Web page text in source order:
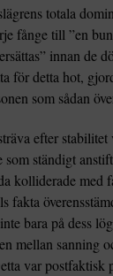
totala
fånge till ”en
innan de
för detta hot,
som sådan
efter
som ständigt
kolliderade med
fakta
bara på dess
mellan sanning
var postfaktisk